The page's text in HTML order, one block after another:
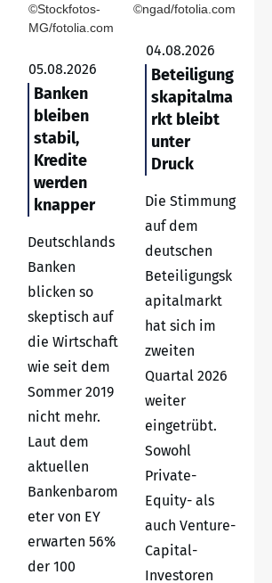
©Stockfotos-
MG/fotolia.com
05.08.2026
Banken
bleiben
stabil,
Kredite
werden
knapper
Deutschlands
Banken
blicken so
skeptisch auf
die Wirtschaft
wie seit dem
Sommer 2019
nicht mehr.
Laut dem
aktuellen
Bankenbarom
eter von EY
erwarten 56%
der 100
©ngad/fotolia.com
04.08.2026
Beteiligung
skapitalma
rkt bleibt
unter
Druck
Die Stimmung
auf dem
deutschen
Beteiligungsk
apitalmarkt
hat sich im
zweiten
Quartal 2026
weiter
eingetrübt.
Sowohl
Private-
Equity- als
auch Venture-
Capital-
Investoren